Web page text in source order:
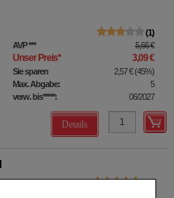
1
AVP*** 5,66 €
Unser Preis* 3,09 €
Sie sparen 2,57 €(45%)
Max. Abgabe:
5
verw. bis*****:
06/2027
Details
20